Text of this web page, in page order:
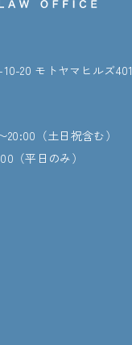
20 モトヤマヒルズ401
（土日祝含む）
（平日のみ）